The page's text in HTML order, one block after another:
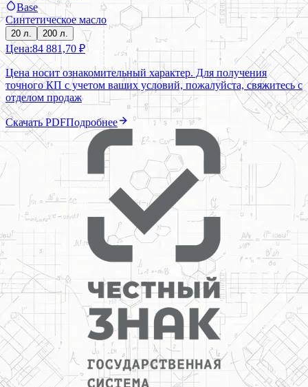
Base
Синтетическое масло
20 л. 200 л.
Цена:84 881,70 ₽
Цена носит ознакомительный характер. Для получения
точного КП с учетом ваших условий, пожалуйста, свяжитесь с
отделом продаж
Скачать PDFПодробнее